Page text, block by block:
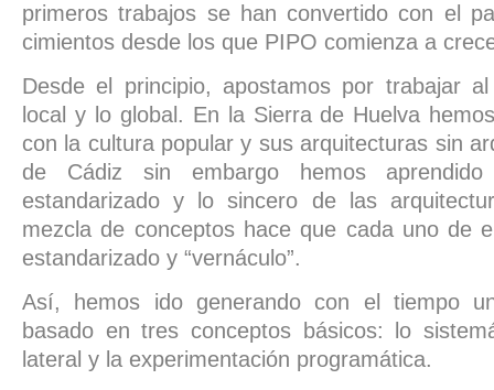
primeros trabajos se han convertido con el
cimientos desde los que PIPO comienza a
Desde el principio, apostamos por trabajar
local y lo global. En la Sierra de Huelva
con la cultura popular y sus arquitecturas sin
de Cádiz sin embargo hemos
estandarizado y lo sincero de las
mezcla de conceptos hace que cada uno de
estandarizado y “vernáculo”.
Así, hemos ido generando con el tiempo
basado en tres conceptos básicos: lo
lateral y la experimentación programática.